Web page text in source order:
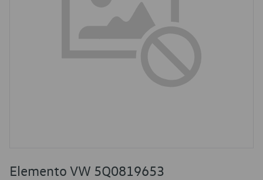
Elemento VW 5Q0819653